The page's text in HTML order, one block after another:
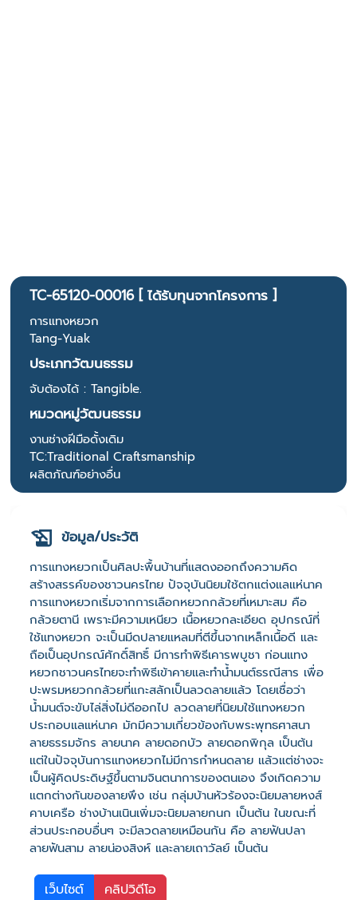
TC-65120-00016 [ ได้รับทุนจากโครงการ ]
การแทงหยวก
Tang-Yuak
ประเภทวัฒนธรรม
จับต้องได้ : Tangible.
หมวดหมู่วัฒนธรรม
งานช่างฝีมือดั้งเดิม
TC:Traditional Craftsmanship
ผลิตภัณฑ์อย่างอื่น
ข้อมูล/ประวัติ
การแทงหยวกเป็นศิลปะพื้นบ้านที่แสดงออกถึงความคิด
สร้างสรรค์ของชาวนครไทย ปัจจุบันนิยมใช้ตกแต่งแลแห่นาค
การแทงหยวกเริ่มจากการเลือกหยวกกล้วยที่เหมาะสม คือ
กล้วยตานี เพราะมีความเหนียว เนื้อหยวกละเอียด อุปกรณ์ที่
ใช้แทงหยวก จะเป็นมีดปลายแหลมที่ตีขึ้นจากเหล็กเนื้อดี และ
ถือเป็นอุปกรณ์ศักดิ์สิทธิ์ มีการทำพิธีเคารพบูชา ก่อนแทง
หยวกชาวนครไทยจะทำพิธีเข้าคายและทำน้ำมนต์ธรณีสาร เพื่อ
ปะพรมหยวกกล้วยที่แกะสลักเป็นลวดลายแล้ว โดยเชื่อว่า
น้ำมนต์จะขับไล่สิ่งไม่ดีออกไป ลวดลายที่นิยมใช้แทงหยวก
ประกอบแลแห่นาค มักมีความเกี่ยวข้องกับพระพุทธศาสนา
ลายธรรมจักร ลายนาค ลายดอกบัว ลายดอกพิกุล เป็นต้น
แต่ในปัจจุบันการแทงหยวกไม่มีการกำหนดลาย แล้วแต่ช่างจะ
เป็นผู้คิดประดิษฐ์ขึ้นตามจินตนาการของตนเอง จึงเกิดความ
แตกต่างกันของลายพึง เช่น กลุ่มบ้านหัวร้องจะนิยมลายหงส์
คาบเครือ ช่างบ้านเนินเพิ่มจะนิยมลายกนก เป็นต้น ในขณะที่
ส่วนประกอบอื่นๆ จะมีลวดลายเหมือนกัน คือ ลายฟันปลา
ลายฟันสาม ลายน่องสิงห์ และลายเถาวัลย์ เป็นต้น
เว็บไซต์ คลิปวิดีโอ